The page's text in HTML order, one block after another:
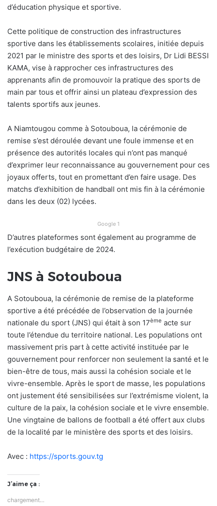
d’éducation physique et sportive.
Cette politique de construction des infrastructures
sportive dans les établissements scolaires, initiée depuis
2021 par le ministre des sports et des loisirs, Dr Lidi BESSI
KAMA, vise à rapprocher ces infrastructures des
apprenants afin de promouvoir la pratique des sports de
main par tous et offrir ainsi un plateau d’expression des
talents sportifs aux jeunes.
A Niamtougou comme à Sotouboua, la cérémonie de
remise s’est déroulée devant une foule immense et en
présence des autorités locales qui n’ont pas manqué
d’exprimer leur reconnaissance au gouvernement pour ces
joyaux offerts, tout en promettant d’en faire usage. Des
matchs d’exhibition de handball ont mis fin à la cérémonie
dans les deux (02) lycées.
Google 1
D’autres plateformes sont également au programme de
l’exécution budgétaire de 2024.
JNS à Sotouboua
A Sotouboua, la cérémonie de remise de la plateforme
sportive a été précédée de l’observation de la journée
nationale du sport (JNS) qui était à son 17ème acte sur
toute l’étendue du territoire national. Les populations ont
massivement pris part à cette activité instituée par le
gouvernement pour renforcer non seulement la santé et le
bien-être de tous, mais aussi la cohésion sociale et le
vivre-ensemble. Après le sport de masse, les populations
ont justement été sensibilisées sur l’extrémisme violent, la
culture de la paix, la cohésion sociale et le vivre ensemble.
Une vingtaine de ballons de football a été offert aux clubs
de la localité par le ministère des sports et des loisirs.
Avec : https://sports.gouv.tg
J’aime ça :
chargement…